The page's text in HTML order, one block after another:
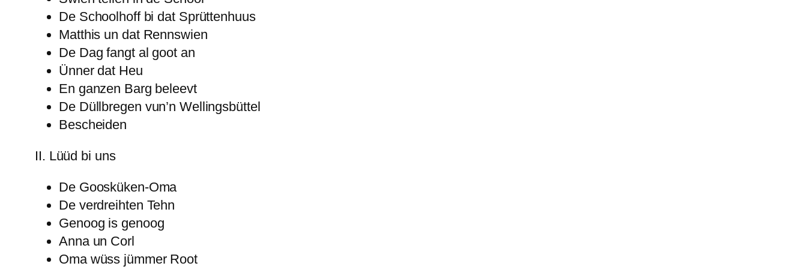
De Schoolhoff bi dat Sprüttenhuus
Matthis un dat Rennswien
De Dag fangt al goot an
Ünner dat Heu
En ganzen Barg beleevt
De Düllbregen vun’n Wellingsbüttel
Bescheiden
II. Lüüd bi uns
De Goosküken-Oma
De verdreihten Tehn
Genoog is genoog
Anna un Corl
Oma wüss jümmer Root